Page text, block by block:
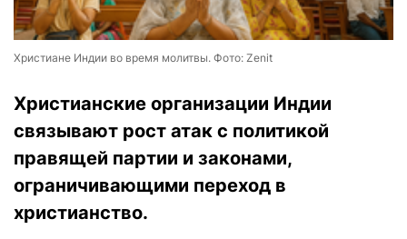
Христиане Индии во время молитвы. Фото: Zenit
Христианские организации Индии
связывают рост атак с политикой
правящей партии и законами,
ограничивающими переход в
христианство.